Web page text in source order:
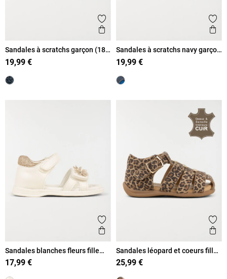
Ajouter aux favoris
Aperçu rapide
Sandales à scratchs garçon (18-
23)
19,99 €
Sandales à scratchs navy garçon
(19-23)
19,99 €
Ajouter aux favoris
Aperçu rapide
Sandales blanches fleurs fille
(16-23)
17,99 €
Sandales léopard et coeurs fille
(19-23)
25,99 €